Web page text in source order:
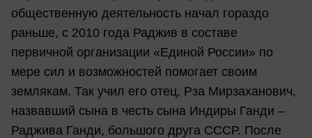
общественную деятельность начал гораздо
раньше, с 2010 года Раджив в составе
первичной организации «Единой России» по
мере сил и возможностей помогает своим
землякам. Так учил его отец, Рза Мирзаханович,
назвавший сына в честь сына Индиры Ганди –
Раджива Ганди, большого друга СССР. После